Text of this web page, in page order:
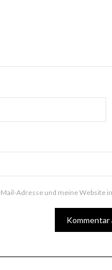
Adresse und meine Website